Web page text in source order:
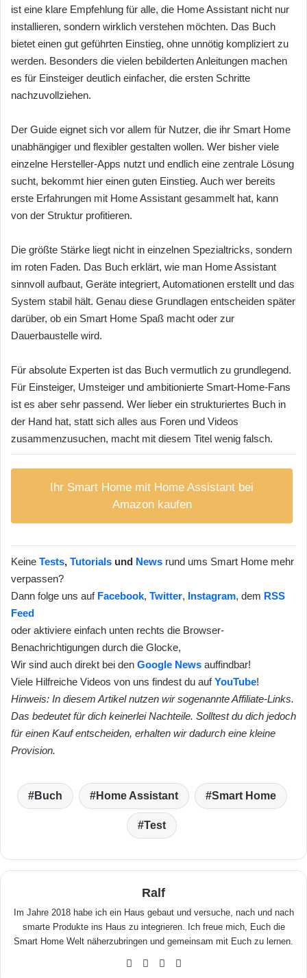
ist eine klare Empfehlung für alle, die Home Assistant nicht nur
installieren, sondern wirklich verstehen möchten. Das Buch
bietet einen gut geführten Einstieg, ohne unnötig kompliziert zu
werden. Besonders die vielen bebilderten Anleitungen machen
es für Einsteiger deutlich einfacher, die ersten Schritte
nachzuvollziehen.
Der Guide eignet sich vor allem für Nutzer, die ihr Smart Home
unabhängiger und flexibler gestalten wollen. Wer bisher viele
einzelne Hersteller-Apps nutzt und endlich eine zentrale Lösung
sucht, bekommt hier einen guten Einstieg. Auch wer bereits
erste Erfahrungen mit Home Assistant gesammelt hat, kann
von der Struktur profitieren.
Die größte Stärke liegt nicht in einzelnen Spezialtricks, sondern
im roten Faden. Das Buch erklärt, wie man Home Assistant
sinnvoll aufbaut, Geräte integriert, Automationen erstellt und das
System stabil hält. Genau diese Grundlagen entscheiden später
darüber, ob ein Smart Home Spaß macht oder zur
Dauerbaustelle wird.
Für absolute Experten ist das Buch vermutlich zu grundlegend.
Für Einsteiger, Umsteiger und ambitionierte Smart-Home-Fans
ist es aber sehr passend. Wer lieber ein strukturiertes Buch in
der Hand hat, statt sich alles aus Foren und Videos
zusammenzusuchen, macht mit diesem Titel wenig falsch.
Ihr Smart Home mit Home Assistant bei
Amazon kaufen
Keine Tests, Tutorials und News rund ums Smart Home mehr
verpassen?
Dann folge uns auf Facebook, Twitter, Instagram, dem RSS
Feed
oder aktiviere einfach unten rechts die Browser-
Benachrichtigungen durch die Glocke,
Wir sind auch direkt bei den Google News auffindbar!
Viele Hilfreiche Videos von uns findest du aufYouTube!
Hinweis: In diesem Artikel nutzen wir sogenannte Affiliate-Links.
Das bedeutet für dich keinerlei Nachteile. Solltest du dich jedoch
für einen Kauf entscheiden, erhalten wir dadurch eine kleine
Provision.
Buch Home Assistant Smart Home
Test
Ralf
Im Jahre 2018 habe ich ein Haus gebaut und versuche, nach und nach
smarte Produkte ins Haus zu integrieren. Ich freue mich, Euch die
Smart Home Welt näherzubringen und gemeinsam mit Euch zu lernen.
We
Fa
X